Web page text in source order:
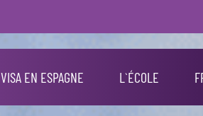
VISA EN ESPAGNE L`ÉCOLE